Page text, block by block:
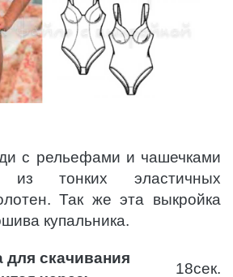
с рельефами и чашечками
тонких эластичных
Так же эта выкройка
купальника.
скачивания
18сек.